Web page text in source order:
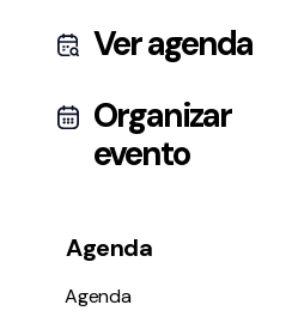
Ver agenda
Organizar
evento
Agenda
Agenda